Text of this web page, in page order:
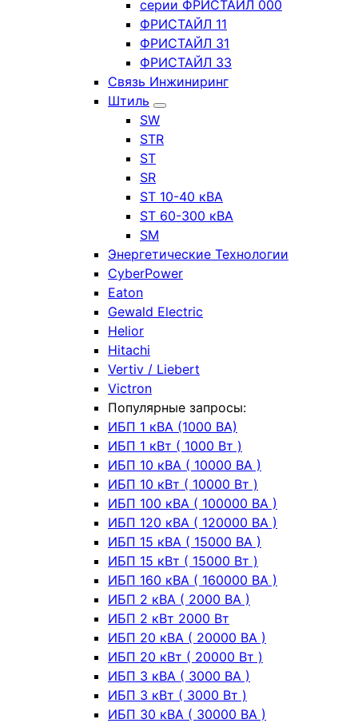
серии ФРИСТАЙЛ 000
ФРИСТАЙЛ 11
ФРИСТАЙЛ 31
ФРИСТАЙЛ 33
Связь Инжиниринг
Штиль
SW
STR
ST
SR
ST 10-40 кВА
ST 60-300 кВА
SM
Энергетические Технологии
CyberPower
Eaton
Gewald Electric
Helior
Hitachi
Vertiv / Liebert
Victron
Популярные запросы:
ИБП 1 кВА (1000 ВА)
ИБП 1 кВт ( 1000 Вт )
ИБП 10 кВА ( 10000 ВА )
ИБП 10 кВт ( 10000 Вт )
ИБП 100 кВА ( 100000 ВА )
ИБП 120 кВА ( 120000 ВА )
ИБП 15 кВА ( 15000 ВА )
ИБП 15 кВт ( 15000 Вт )
ИБП 160 кВА ( 160000 ВА )
ИБП 2 кВА ( 2000 ВА )
ИБП 2 кВт 2000 Вт
ИБП 20 кВА ( 20000 ВА )
ИБП 20 кВт ( 20000 Вт )
ИБП 3 кВА ( 3000 ВА )
ИБП 3 кВт ( 3000 Вт )
ИБП 30 кВА ( 30000 ВА )